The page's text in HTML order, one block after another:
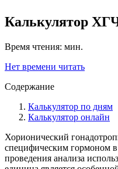
Калькулятор
Время чтения: мин.
Нет времени читать
Содержание
Калькулятор по дням
Калькулятор онлайн
Хорионический
специфическим гормоном
проведения анализа